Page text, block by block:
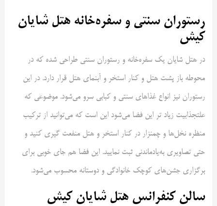
رستوران سنتی و سفره‌خانه هتل شایان
کیش
در هتل شایان یک سفره‌خانه و رستوران سنتی طراحی شده که در
محوطه باز پشت هتل و کنار استخر و آبنمای هتل قرار دارد. در این
رستوران نیز انواع غذاهای سنتی و کبابی سرو می‌شود. موضوعی که
علتجذابیت زیاد تر این فضا می‌شود این است که می‌توانید از ترکیب
منظره نخل‌ها و چمنزار در کنار استخر و هتل منفعت گیری کنید و
حتی تصاویری به‌یادماندنی ثبت نمایید. این فضا هم جای خوبی برای
برگزاری جشن‌های کوچک خانوادگی و دوستانه محسوب می‌شود.
سالن کنفرانس هتل شایان کیش